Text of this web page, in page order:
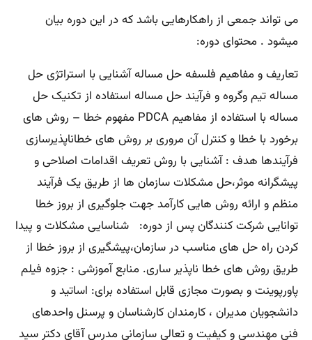
می تواند جمعی از راهکارهایی باشد که در این دوره بیان
میشود . محتوای دوره:
تعاریف و مفاهیم فلسفه حل مساله آشنایی با استراتژی حل
مساله تیم وگروه و فرآیند حل مساله استفاده از تکنیک حل
مساله با استفاده از مفاهیم PDCA مفهوم خطا – روش های
برخورد با خطا و کنترل آن مروری بر روش های خطاناپذیرسازی
فرآیندها هدف : آشنایی با روش تعریف اقدامات اصلاحی و
پیشگرانه موثر،حل مشکلات سازمان ها از طریق یک فرآیند
منظم و ارائه روش هایی کارآمد جهت جلوگیری از بروز خطا
توانایی شرکت کنندگان پس از دوره: شناسایی مشکلات و پیدا
کردن راه حل های مناسب در سازمان،پیشگیری از بروز خطا از
طریق روش های خطا ناپذیر ساری. منابع آموزشی : جزوه فیلم
پاورپوینت و بصورت مجازی قابل استفاده برای: اساتید و
دانشجویان مدیران ، کارمندان کارشناسان و پرسنل واحدهای
فنی مهندسی و کیفیت و تعالی سازمانی مدرس آقای دکتر سید